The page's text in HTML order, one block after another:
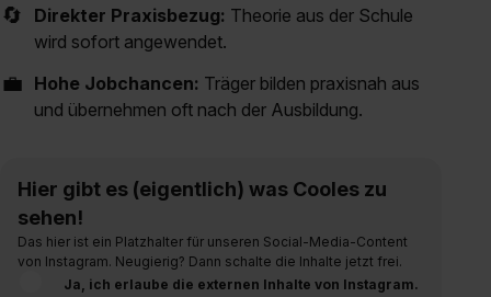
🔄 Direkter Praxisbezug: Theorie aus der Schule
wird sofort angewendet.
💼 Hohe Jobchancen: Träger bilden praxisnah aus
und übernehmen oft nach der Ausbildung.
Hier gibt es (eigentlich) was Cooles zu
sehen!
Das hier ist ein Platzhalter für unseren Social-Media-Content
von Instagram. Neugierig? Dann schalte die Inhalte jetzt frei.
Ja, ich erlaube die externen Inhalte von Instagram.